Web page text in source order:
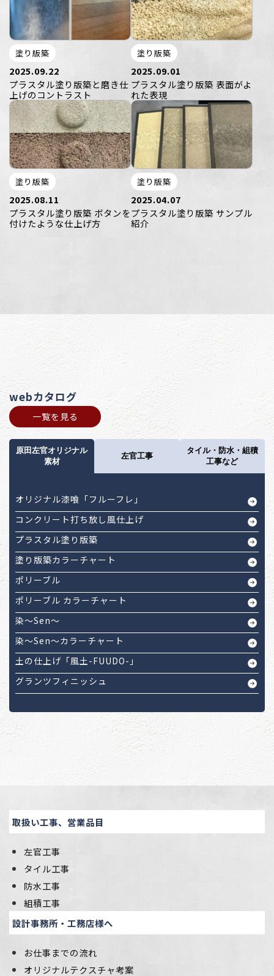
塗り版築
2025.09.22
プラスタル塗り版築と磨き仕
上げのコントラスト
塗り版築
2025.09.01
プラスタル塗り版築 表面がよ
れた表現
塗り版築
2025.08.11
プラスタル塗り版築 ボタンを
付けたような仕上げ方
塗り版築
2025.04.07
プラスタル塗り版築 サンプル
紹介
webカタログ
一覧を見る
原田左官オリジナル
素材
左官工事
タイル・防水・組積
工事など
オリジナル漆喰「フルーフレ」
コンクリート打ち放し風仕上げ
プラスタル塗り版築
塗り版築カラーチャート
ポリーブル
ポリーブル カラーチャート
染～Sen～
染～Sen～カラーチャート
土の仕上げ「風土-FUUDO-」
グランツフィニッシュ
取扱い工事、営業品目
左官工事
タイル工事
防水工事
組積工事
設計事務所・工務店様へ
お仕事までの流れ
オリジナルテクスチャ考案